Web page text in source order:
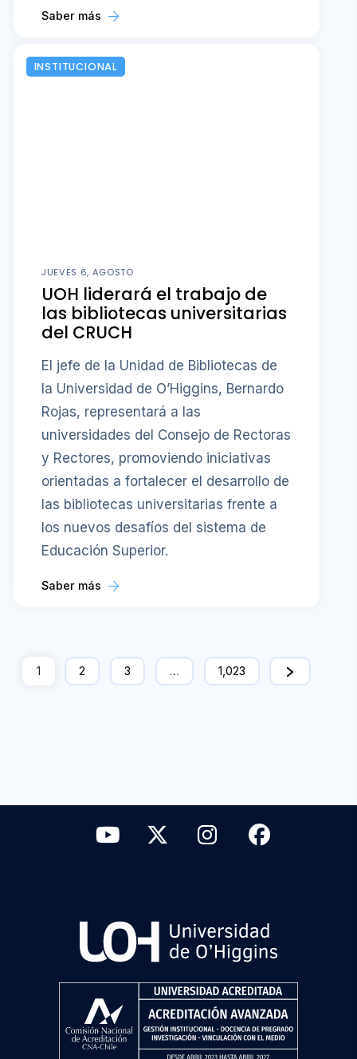
Saber más
INSTITUCIONAL
JUEVES 6, AGOSTO
UOH liderará el trabajo de
las bibliotecas universitarias
del CRUCH
El jefe de la Unidad de Bibliotecas de
la Universidad de O’Higgins, Bernardo
Rojas, representará a las
universidades del Consejo de Rectoras
y Rectores, promoviendo iniciativas
orientadas a fortalecer el desarrollo de
las bibliotecas universitarias frente a
los nuevos desafíos del sistema de
Educación Superior.
Saber más
1 2 3 … 1,023